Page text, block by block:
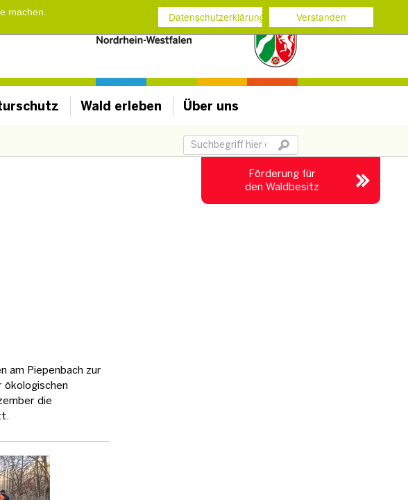
Verstanden
Datenschutzerklärung
machen.
Wald erleben Über uns
Suchbegriff
Förderung für
den Waldbesitz
am Piepenbach zur
ökologischen
die